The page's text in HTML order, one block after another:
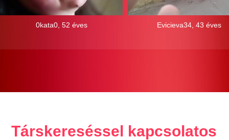
0kata0, 52 éves Evicieva34, 43 éves
Társkereséssel kapcsolatos